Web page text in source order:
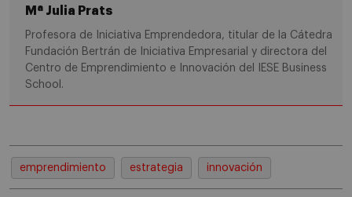
Mª Julia Prats
Profesora de Iniciativa Emprendedora, titular de la Cátedra
Fundación Bertrán de Iniciativa Empresarial y directora del
Centro de Emprendimiento e Innovación del IESE Business
School.
emprendimiento estrategia innovación